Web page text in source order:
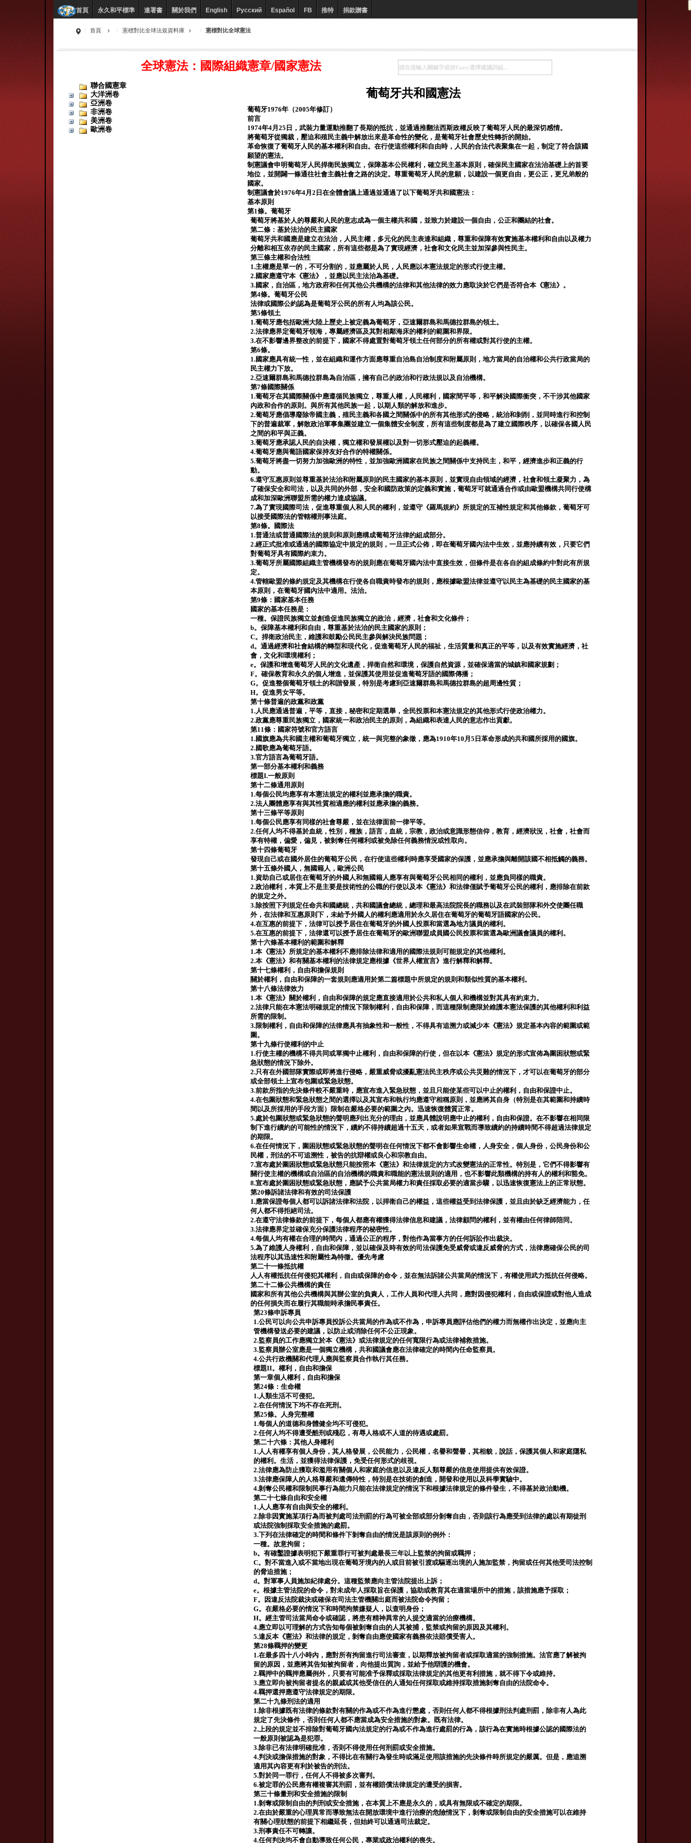
首頁 永久和平標準 連署書 關於我們 English Русский Español FB 推特 捐款贈書
首頁 憲標對比全球法規資料庫 憲標對比全球憲法
全球憲法：國際組織憲章/國家憲法
聯合國憲章
大洋洲卷
亞洲卷
非洲卷
美洲卷
歐洲卷
葡萄牙共和國憲法
葡萄牙1976年（2005年修訂）
前言
1974年4月25日，武裝力量運動推翻了長期的抵抗，並通過推翻法西斯政權反映了葡萄牙人民的最深切感情。
將葡萄牙從獨裁，壓迫和殖民主義中解放出來是革命性的變化，是葡萄牙社會歷史性轉折的開始。
革命恢復了葡萄牙人民的基本權利和自由。在行使這些權利和自由時，人民的合法代表聚集在一起，制定了符合該國
願望的憲法。
制憲議會申明葡萄牙人民捍衛民族獨立，保障基本公民權利，確立民主基本原則，確保民主國家在法治基礎上的首要
地位，並開闢一條通往社會主義社會之路的決定。尊重葡萄牙人民的意願，以建設一個更自由，更公正，更兄弟般的
國家。
制憲議會於1976年4月2日在全體會議上通過並通過了以下葡萄牙共和國憲法：
基本原則
第1條。葡萄牙
葡萄牙將基於人的尊嚴和人民的意志成為一個主權共和國，並致力於建設一個自由，公正和團結的社會。
第二條：基於法治的民主國家
葡萄牙共和國應是建立在法治，人民主權，多元化的民主表達和組織，尊重和保障有效實施基本權利和自由以及權力
分離和相互依存的民主國家，所有這些都是為了實現經濟，社會和文化民主並加深參與性民主。
第三條主權和合法性
1.主權應是單一的，不可分割的，並應屬於人民，人民應以本憲法規定的形式行使主權。
2.國家應遵守本《憲法》，並應以民主法治為基礎。
3.國家，自治區，地方政府和任何其他公共機構的法律和其他法律的效力應取決於它們是否符合本《憲法》。
第4條。葡萄牙公民
法律或國際公約認為是葡萄牙公民的所有人均為該公民。
第5條領土
1.葡萄牙應包括歐洲大陸上歷史上被定義為葡萄牙，亞速爾群島和馬德拉群島的領土。
2.法律應界定葡萄牙領海，專屬經濟區及其對相鄰海床的權利的範圍和界限。
3.在不影響邊界整改的前提下，國家不得處置對葡萄牙領土任何部分的所有權或對其行使的主權。
第6條。
1.國家應具有統一性，並在組織和運作方面應尊重自治島自治制度和附屬原則，地方當局的自治權和公共行政當局的
民主權力下放。
2.亞速爾群島和馬德拉群島為自治區，擁有自己的政治和行政法規以及自治機構。
第7條國際關係
1.葡萄牙在其國際關係中應遵循民族獨立，尊重人權，人民權利，國家間平等，和平解決國際衝突，不干涉其他國家
內政和合作的原則。與所有其他民族一起，以期人類的解放和進步。
2.葡萄牙應倡導廢除帝國主義，殖民主義和各國之間關係中的所有其他形式的侵略，統治和剝削，並同時進行和控制
下的普遍裁軍，解散政治軍事集團並建立一個集體安全制度，所有這些制度都是為了建立國際秩序，以確保各國人民
之間的和平與正義。
3.葡萄牙應承認人民的自決權，獨立權和發展權以及對一切形式壓迫的起義權。
4.葡萄牙應與葡語國家保持友好合作的特權關係。
5.葡萄牙將盡一切努力加強歐洲的特性，並加強歐洲國家在民族之間關係中支持民主，和平，經濟進步和正義的行
動。
6.遵守互惠原則並尊重基於法治和附屬原則的民主國家的基本原則，並實現自由領域的經濟，社會和領土凝聚力，為
了確保安全和司法，以及共同的外部，安全和國防政策的定義和實施，葡萄牙可就通過合作或由歐盟機構共同行使構
成和加深歐洲聯盟所需的權力達成協議。
7.為了實現國際司法，促進尊重個人和人民的權利，並遵守《羅馬規約》所規定的互補性規定和其他條款，葡萄牙可
以接受國際法的管轄權刑事法庭。
第8條。國際法
1.普通法或普通國際法的規則和原則應構成葡萄牙法律的組成部分。
2.經正式批准或通過的國際協定中規定的規則，一旦正式公佈，即在葡萄牙國內法中生效，並應持續有效，只要它們
對葡萄牙具有國際約束力。
3.葡萄牙所屬國際組織主管機構發布的規則應在葡萄牙國內法中直接生效，但條件是在各自的組成條約中對此有所規
定。
4.管轄歐盟的條約規定及其機構在行使各自職責時發布的規則，應根據歐盟法律並遵守以民主為基礎的民主國家的基
本原則，在葡萄牙國內法中適用。法治。
第9條：國家基本任務
國家的基本任務是：
一種。保證民族獨立並創造促進民族獨立的政治，經濟，社會和文化條件；
b。保障基本權利和自由，尊重基於法治的民主國家的原則；
C。捍衛政治民主，維護和鼓勵公民民主參與解決民族問題；
d。通過經濟和社會結構的轉型和現代化，促進葡萄牙人民的福祉，生活質量和真正的平等，以及有效實施經濟，社
會，文化和環境權利；
e。保護和增進葡萄牙人民的文化遺產，捍衛自然和環境，保護自然資源，並確保適當的城鎮和國家規劃；
F。確保教育和永久的個人增進，並保護其使用並促進葡萄牙語的國際傳播；
G。促進整個葡萄牙領土的和諧發展，特別是考慮到亞速爾群島和馬德拉群島的超周邊性質；
H。促進男女平等。
第十條普遍的政黨和政黨
1.人民應通過普遍，平等，直接，秘密和定期選舉，全民投票和本憲法規定的其他形式行使政治權力。
2.政黨應尊重民族獨立，國家統一和政治民主的原則，為組織和表達人民的意志作出貢獻。
第11條：國家符號和官方語言
1.國旗應為共和國主權和葡萄牙獨立，統一與完整的象徵，應為1910年10月5日革命形成的共和國所採用的國旗。
2.國歌應為葡萄牙語。
3.官方語言為葡萄牙語。
第一部分基本權利和義務
標題I.一般原則
第十二條通用原則
1.每個公民均應享有本憲法規定的權利並應承擔的職責。
2.法人團體應享有與其性質相適應的權利並應承擔的義務。
第十三條平等原則
1.每個公民應享有同樣的社會尊嚴，並在法律面前一律平等。
2.任何人均不得基於血統，性別，種族，語言，血統，宗教，政治或意識形態信仰，教育，經濟狀況，社會，社會而
享有特權，偏愛，偏見，被剝奪任何權利或被免除任何義務情況或性取向。
第十四條葡萄牙
發現自己或在國外居住的葡萄牙公民，在行使這些權利時應享受國家的保護，並應承擔與離開該國不相抵觸的義務。
第十五條外國人，無國籍人，歐洲公民
1.資助自己或居住在葡萄牙的外國人和無國籍人應享有與葡萄牙公民相同的權利，並應負同樣的職責。
2.政治權利，本質上不是主要是技術性的公職的行使以及本《憲法》和法律僅賦予葡萄牙公民的權利，應排除在前款
的規定之外。
3.除按照下列規定任命共和國總統，共和國議會總統，總理和最高法院院長的職務以及在武裝部隊和外交使團任職
外，在法律和互惠原則下，未給予外國人的權利應適用於永久居住在葡萄牙的葡萄牙語國家的公民。
4.在互惠的前提下，法律可以授予居住在葡萄牙的外國人投票和當選為地方議員的權利。
5.在互惠的前提下，法律還可以授予居住在葡萄牙的歐洲聯盟成員國公民投票和當選為歐洲議會議員的權利。
第十六條基本權利的範圍和解釋
1.本《憲法》所規定的基本權利不應排除法律和適用的國際法規則可能規定的其他權利。
2.本《憲法》和有關基本權利的法律規定應根據《世界人權宣言》進行解釋和解釋。
第十七條權利，自由和擔保規則
關於權利，自由和保障的一套規則應適用於第二篇標題中所規定的規則和類似性質的基本權利。
第十八條法律效力
1.本《憲法》關於權利，自由和保障的規定應直接適用於公共和私人個人和機構並對其具有約束力。
2.法律只能在本憲法明確規定的情況下限制權利，自由和保障，而這種限制應限於維護本憲法保護的其他權利和利益
所需的限制。
3.限制權利，自由和保障的法律應具有抽象性和一般性，不得具有追溯力或減少本《憲法》規定基本內容的範圍或範
圍。
第十九條行使權利的中止
1.行使主權的機構不得共同或單獨中止權利，自由和保障的行使，但在以本《憲法》規定的形式宣佈為圍困狀態或緊
急狀態的情況下除外。
2.只有在外國部隊實際或即將進行侵略，嚴重威脅或擾亂憲法民主秩序或公共災難的情況下，才可以在葡萄牙的部分
或全部領土上宣布包圍或緊急狀態。
3.前款所指的先決條件較不嚴重時，應宣布進入緊急狀態，並且只能使某些可以中止的權利，自由和保證中止。
4.在包圍狀態和緊急狀態之間的選擇以及其宣布和執行均應遵守相稱原則，並應將其自身（特別是在其範圍和持續時
間以及所採用的手段方面）限制在嚴格必要的範圍之內。迅速恢復體質正常。
5.處於包圍狀態或緊急狀態的聲明應列出充分的理由，並應具體說明應中止的權利，自由和保證。在不影響在相同限
制下進行續約的可能性的情況下，續約不得持續超過十五天，或者如果宣戰而導致續約的持續時間不得超過法律規定
的期限。
6.在任何情況下，圍困狀態或緊急狀態的聲明在任何情況下都不會影響生命權，人身安全，個人身份，公民身份和公
民權，刑法的不可追溯性，被告的抗辯權或良心和宗教自由。
7.宣布處於圍困狀態或緊急狀態只能按照本《憲法》和法律規定的方式改變憲法的正常性。特別是，它們不得影響有
關行使主權的機構或自治區的自治機構的職責和職能的憲法規則的適用，也不影響此類機構的持有人的權利和豁免。
8.宣布處於圍困狀態或緊急狀態，應賦予公共當局權力和責任採取必要的適當步驟，以迅速恢復憲法上的正常狀態。
第20條訴諸法律和有效的司法保護
1.應當保證每個人都可以訴諸法律和法院，以捍衛自己的權益，這些權益受到法律保護，並且由於缺乏經濟能力，任
何人都不得拒絕司法。
2.在遵守法律條款的前提下，每個人都應有權獲得法律信息和建議，法律顧問的權利，並有權由任何律師陪同。
3.法律應界定並確保充分保護法律程序的秘密性。
4.每個人均有權在合理的時間內，通過公正的程序，對他作為當事方的任何訴訟作出裁決。
5.為了維護人身權利，自由和保障，並以確保及時有效的司法保護免受威脅或違反威脅的方式，法律應確保公民的司
法程序以其迅速性和附屬性為特徵。優先考慮
第二十一條抵抗權
人人有權抵抗任何侵犯其權利，自由或保障的命令，並在無法訴諸公共當局的情況下，有權使用武力抵抗任何侵略。
第二十二條公共機構的責任
國家和所有其他公共機構與其辦公室的負責人，工作人員和代理人共同，應對因侵犯權利，自由或保證或對他人造成
的任何損失而在履行其職能時承擔民事責任。
第23條申訴專員
1.公民可以向公共申訴專員投訴公共當局的作為或不作為，申訴專員應評估他們的權力而無權作出決定，並應向主
管機構發送必要的建議，以防止或消除任何不公正現象。
2.監察員的工作應獨立於本《憲法》或法律規定的任何寬限行為或法律補救措施。
3.監察員辦公室應是一個獨立機構，共和國議會應在法律確定的時間內任命監察員。
4.公共行政機關和代理人應與監察員合作執行其任務。
標題II。權利，自由和擔保
第一章個人權利，自由和擔保
第24條：生命權
1.人類生活不可侵犯。
2.在任何情況下均不存在死刑。
第25條。人身完整權
1.每個人的道德和身體健全均不可侵犯。
2.任何人均不得遭受酷刑或殘忍，有辱人格或不人道的待遇或處罰。
第二十六條：其他人身權利
1.人人有權享有個人身份，其人格發展，公民能力，公民權，名譽和聲譽，其相貌，說話，保護其個人和家庭隱私
的權利。生活，並獲得法律保護，免受任何形式的歧視。
2.法律應為防止獲取和濫用有關個人和家庭的信息以及違反人類尊嚴的信息使用提供有效保證。
3.法律應保障人的人格尊嚴和遺傳特性，特別是在技術的創造，開發和使用以及科學實驗中。
4.剝奪公民​​權和限制民事行為能力只能在法律規定的情況下和根據法律規定的條件發生，不得基於政治動機。
第二十七條自由和安全權
1.人人應享有自由與安全的權利。
2.除非因實施某項行為而被判處司法刑罰的行為可被全部或部分剝奪自由，否則該行為應受到法律的處以有期徒刑
或法院強制採取安全措施的處罰。
3.下列在法律確定的時間和條件下剝奪自由的情況是該原則的例外：
一種。故意拘留；
b。有確鑿證據表明犯下嚴重罪行可被判處最長三年以上監禁的拘留或羈押；
C。對不當進入或不當地出現在葡萄牙境內的人或目前被引渡或驅逐出境的人施加監禁，拘留或任何其他受司法控制
的脅迫措施；
d。對軍事人員施加紀律處分。這種監禁應向主管法院提出上訴；
e。根據主管法院的命令，對未成年人採取旨在保護，協助或教育其在適當場所中的措施，該措施應予採取；
F。因違反法院裁決或確保在司法主管機關出庭而被法院命令拘留；
G。在嚴格必要的情況下和時間拘禁嫌疑人，以查明身份；
H。經主管司法當局命令或確認，將患有精神異常的人提交適當的治療機構。
4.應立即以可理解的方式告知每個被剝奪自由的人其被捕，監禁或拘留的原因及其權利。
5.違反本《憲法》和法律的規定，剝奪自由應使國家有義務依法賠償受害人。
第28條羈押的變更
1.在最多四十八小時內，應對所有拘留進行司法審查，以期釋放被拘留者或採取適當的強制措施。法官應了解被拘
留的原因，並應將其告知被拘留者，向他提出質詢，並給予他辯護的機會。
2.羈押中的羈押應屬例外，只要有可能准予保釋或採取法律規定的其他更有利措施，就不得下令或維持。
3.應立即向被拘留者提名的親戚或其他受信任的人通知任何採取或維持採取措施剝奪自由的法院命令。
4.羈押還押應遵守法律規定的期限。
第二十九條刑法的適用
1.除非根據既有法律的條款對有關的作為或不作為進行懲處，否則任何人都不得根據刑法判處刑罰，除非有人為此
規定了先決條件，否則任何人都不應當成為安全措施的對象。既有法律。
2.上段的規定並不排除對葡萄牙國內法規定的行為或不作為進行處罰的行為，該行為在實施時根據公認的國際法的
一般原則被認為是犯罪。
3.除非已有法律明確批准，否則不得使用任何刑罰或安全措施。
4.判決或擔保措施的對象，不得比在有關行為發生時或滿足使用該措施的先決條件時所規定的嚴厲。但是，應追溯
適用其內容更有利於被告的刑法。
5.對於同一罪行，任何人不得被多次審判。
6.被定罪的公民應有權複審其刑罰，並有權賠償法律規定的遭受的損害。
第三十條量刑和安全措施的限制
1.剝奪或限制自由的判刑或安全措施，在本質上不應是永久的，或具有無限或不確定的期限。
2.在由於嚴重的心理異常而導致無法在開放環境中進行治療的危險情況下，剝奪或限制自由的安全措施可以在維持
有關心理狀態的前提下相繼延長，但始終可以通過司法裁定。
3.刑事責任不可轉讓。
4.任何判決均不會自動導致任何公民，專業或政治權利的喪失。